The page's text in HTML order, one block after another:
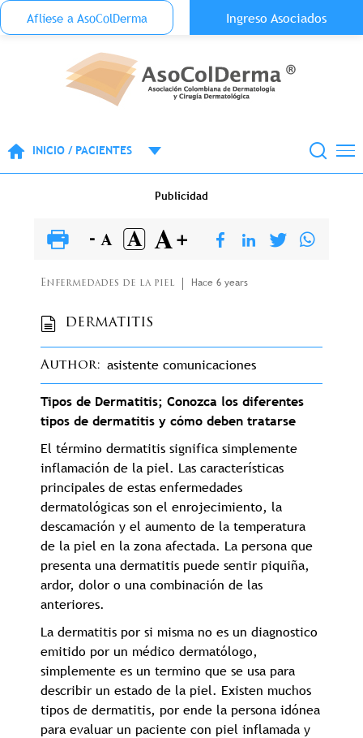
Pasar al contenido principal
Menu Top Anónimo
Aflíese a AsoColDerma Ingreso Asociados
INICIO / PACIENTES
Publicidad
Enfermedades de la piel Hace 6 years
DERMATITIS
Author asistente comunicaciones
Tipos de Dermatitis; Conozca los diferentes
tipos de dermatitis y cómo deben tratarse
El término dermatitis significa simplemente
inflamación de la piel. Las características
principales de estas enfermedades
dermatológicas son el enrojecimiento, la
descamación y el aumento de la temperatura
de la piel en la zona afectada. La persona que
presenta una dermatitis puede sentir piquiña,
ardor, dolor o una combinación de las
anteriores.
La dermatitis por si misma no es un diagnostico
emitido por un médico dermatólogo,
simplemente es un termino que se usa para
describir un estado de la piel. Existen muchos
tipos de dermatitis, por ende la persona idónea
para evaluar un paciente con piel inflamada y